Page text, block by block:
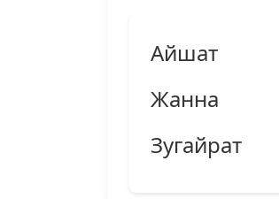
Айшат
Жанна
Зугайрат